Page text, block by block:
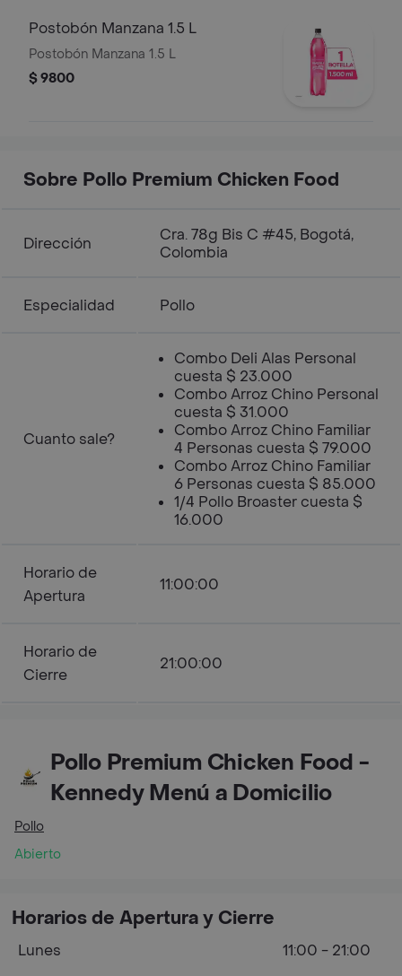
Postobón Manzana 1.5 L
Postobón Manzana 1.5 L
$ 9800
Sobre Pollo Premium Chicken Food
Dirección
Cra. 78g Bis C #45, Bogotá,
Colombia
Especialidad Pollo
Cuanto sale?
Combo Deli Alas Personal
cuesta $ 23.000
Combo Arroz Chino Personal
cuesta $ 31.000
Combo Arroz Chino Familiar
4 Personas cuesta $ 79.000
Combo Arroz Chino Familiar
6 Personas cuesta $ 85.000
1/4 Pollo Broaster cuesta $
16.000
Horario de
Apertura
11:00:00
Horario de
Cierre
21:00:00
Pollo Premium Chicken Food -
Kennedy Menú a Domicilio
Pollo
Abierto
Horarios de Apertura y Cierre
Lunes
11:00 - 21:00